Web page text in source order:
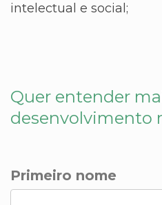
intelectual e social;
Quer entender
desenvolvimento
Primeiro nome